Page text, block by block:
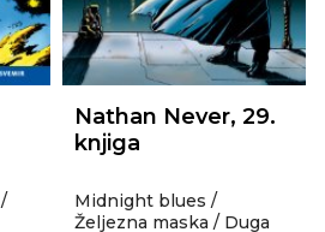
Nathan Never, 29.
knjiga
Midnight blues /
Željezna maska / Duga